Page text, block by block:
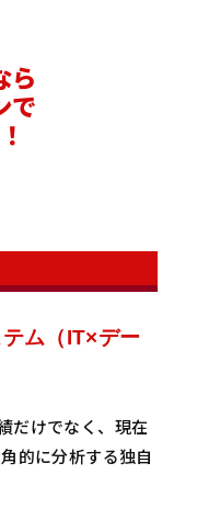
ら
で
ム（IT×デー
だけでなく、現在
的に分析する独自